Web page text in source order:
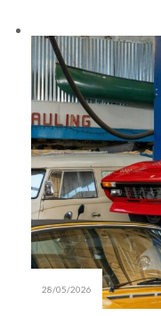
28/05/2026